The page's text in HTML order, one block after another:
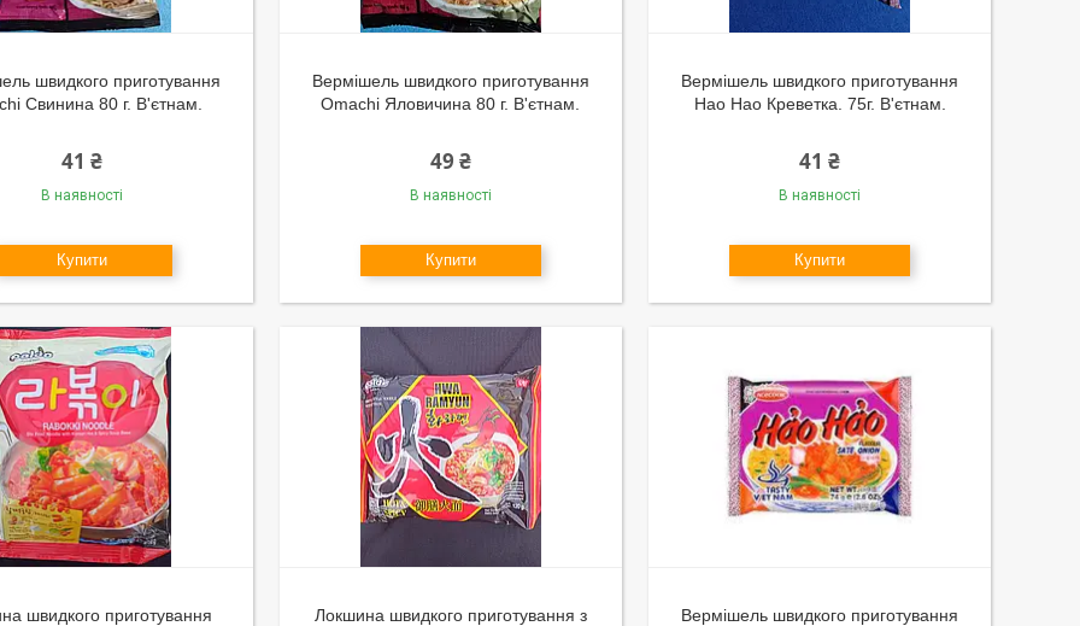
швидкого приготування
Свинина 80 г. В'єтнам.
41 ₴
В наявності
Купити
Вермішель швидкого приготування
Omachi Яловичина 80 г. В'єтнам.
49 ₴
В наявності
Купити
Вермішель швидкого приготування
Hao Hao Креветка. 75г. В'єтнам.
41 ₴
В наявності
Купити
швидкого приготування
Локшина швидкого приготування з
Вермішель швидкого приготування